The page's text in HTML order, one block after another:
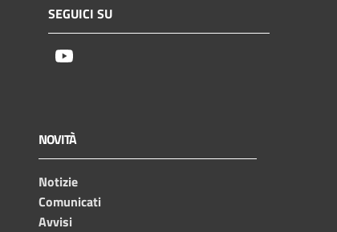
SEGUICI SU
NOVITÀ
Notizie
Comunicati
Avvisi